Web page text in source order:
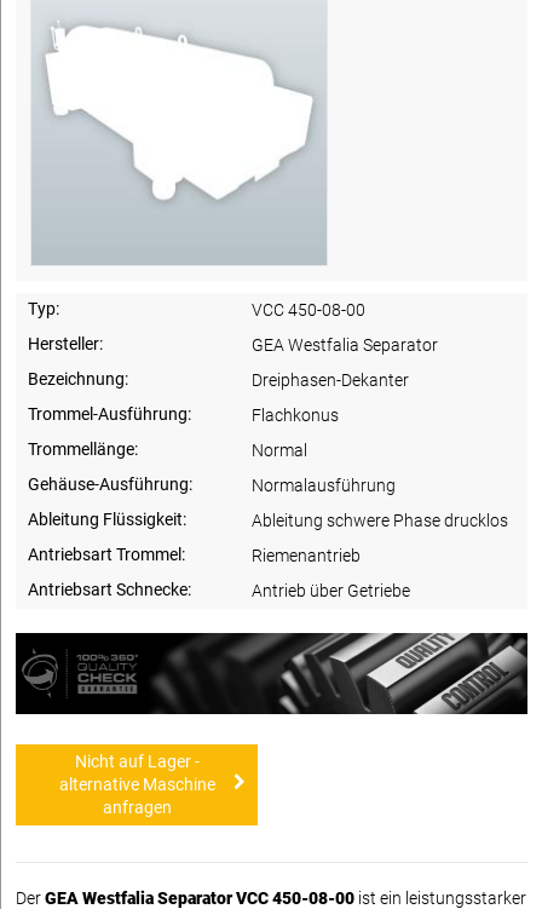
Typ:
VCC 450-08-00
Hersteller:
GEA Westfalia Separator
Bezeichnung:
Dreiphasen-Dekanter
Trommel-Ausführung:
Flachkonus
Trommellänge:
Normal
Gehäuse-Ausführung:
Normalausführung
Ableitung Flüssigkeit:
Ableitung schwere Phase drucklos
Antriebsart Trommel:
Riemenantrieb
Antriebsart Schnecke:
Antrieb über Getriebe
Nicht auf Lager -
alternative Maschine
anfragen
DerGEA Westfalia Separator VCC 450-08-00 ist ein leistungsstarker